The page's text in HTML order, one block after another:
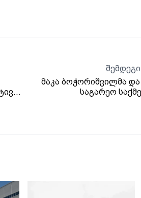
მაკა ბოჭორიშვილმა და
საგარეო